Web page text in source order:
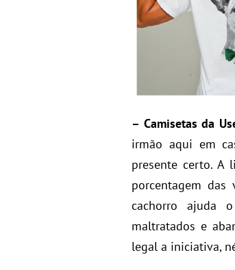
– Camisetas da
irmão aqui em
presente certo. A
porcentagem das
cachorro ajuda
maltratados e
legal a iniciativa,